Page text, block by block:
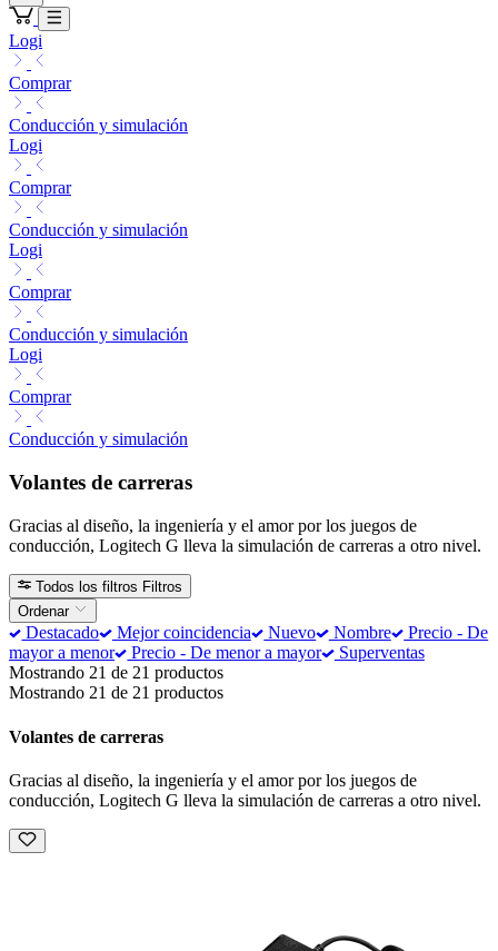
Logi
Comprar
Conducción y simulación
Logi
Comprar
Conducción y simulación
Logi
Comprar
Conducción y simulación
Logi
Comprar
Conducción y simulación
Volantes de carreras
Gracias al diseño, la ingeniería y el amor por los juegos de
conducción, Logitech G lleva la simulación de carreras a otro nivel.
Todos los filtros Filtros
Ordenar
Destacado Mejor coincidencia Nuevo Nombre
Precio - De
mayor a menor
Precio - De menor a mayor
Superventas
Mostrando 21 de 21 productos
Mostrando 21 de 21 productos
Volantes de carreras
Gracias al diseño, la ingeniería y el amor por los juegos de
conducción, Logitech G lleva la simulación de carreras a otro nivel.